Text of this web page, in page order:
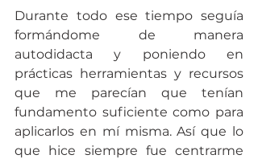
Durante todo ese tiempo seguía
formándome de manera
autodidacta y poniendo en
prácticas herramientas y recursos
que me parecían que tenían
fundamento suficiente como para
aplicarlos en mí misma. Así que lo
que hice siempre fue centrarme